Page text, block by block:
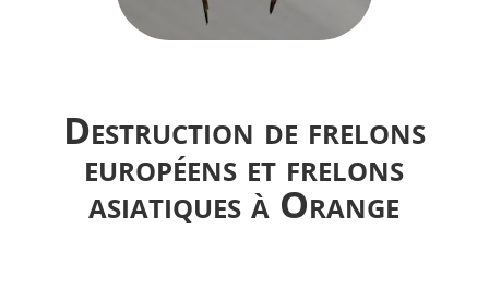
Destruction de frelons
européens et frelons
asiatiques à Orange